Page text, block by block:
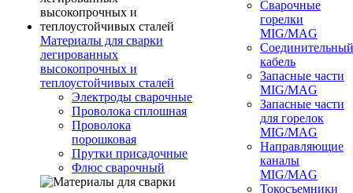
Материалы для сварки
легированных
высокопрочных и
теплоустойчивых сталей
Электроды сварочные
Проволока сплошная
Проволока
порошковая
Прутки присадочные
Флюс сварочный
Сварочные
горелки
MIG/MAG
Соединительный
кабель
Запасные части
MIG/MAG
Запасные части
для горелок
MIG/MAG
Направляющие
каналы
MIG/MAG
Токосъемники